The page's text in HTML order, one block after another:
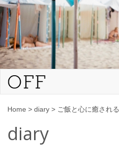
Home > diary > ご飯と心に癒される
diary